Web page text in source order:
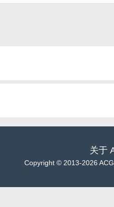
关于
Copyright ©2013-2026